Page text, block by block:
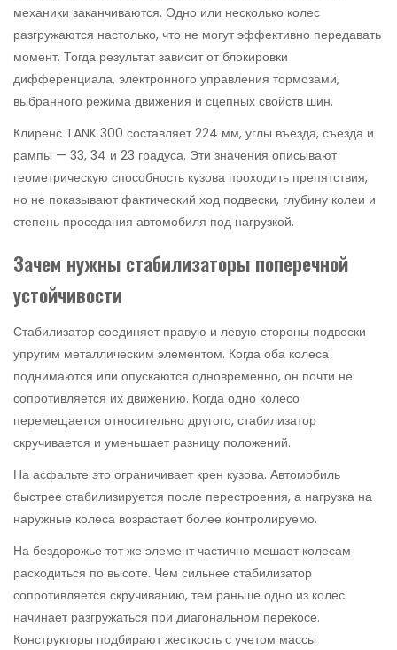
механики заканчиваются. Одно или несколько колес
разгружаются настолько, что не могут эффективно передавать
момент. Тогда результат зависит от блокировки
дифференциала, электронного управления тормозами,
выбранного режима движения и сцепных свойств шин.
Клиренс TANK 300 составляет 224 мм, углы въезда, съезда и
рампы — 33, 34 и 23 градуса. Эти значения описывают
геометрическую способность кузова проходить препятствия,
но не показывают фактический ход подвески, глубину колеи и
степень проседания автомобиля под нагрузкой.
Зачем нужны стабилизаторы поперечной
устойчивости
Стабилизатор соединяет правую и левую стороны подвески
упругим металлическим элементом. Когда оба колеса
поднимаются или опускаются одновременно, он почти не
сопротивляется их движению. Когда одно колесо
перемещается относительно другого, стабилизатор
скручивается и уменьшает разницу положений.
На асфальте это ограничивает крен кузова. Автомобиль
быстрее стабилизируется после перестроения, а нагрузка на
наружные колеса возрастает более контролируемо.
На бездорожье тот же элемент частично мешает колесам
расходиться по высоте. Чем сильнее стабилизатор
сопротивляется скручиванию, тем раньше одно из колес
начинает разгружаться при диагональном перекосе.
Конструкторы подбирают жесткость с учетом массы